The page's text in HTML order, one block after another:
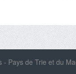
- Pays de Trie et du